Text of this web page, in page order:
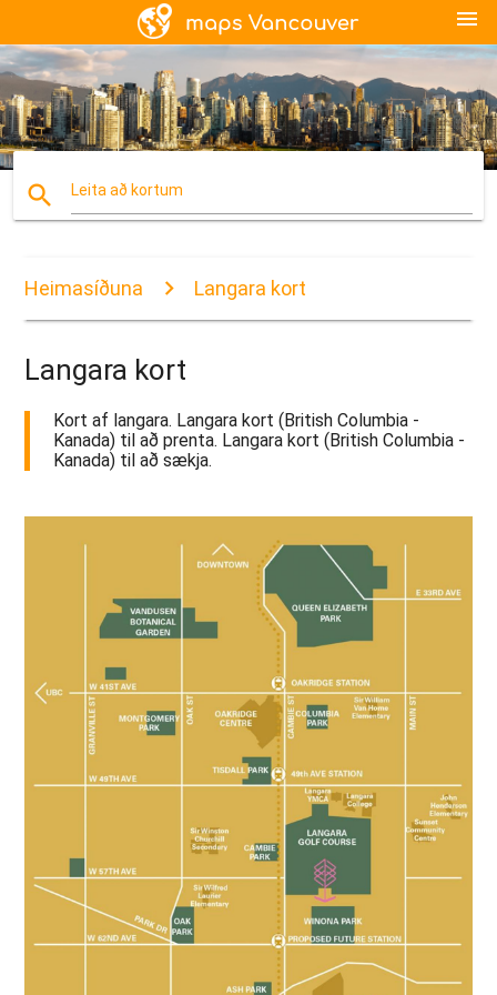
menu
search Leita að kortum
Heimasíðuna Langara kort
Langara kort
Kort af langara. Langara kort (British Columbia -
Kanada) til að prenta. Langara kort (British Columbia -
Kanada) til að sækja.